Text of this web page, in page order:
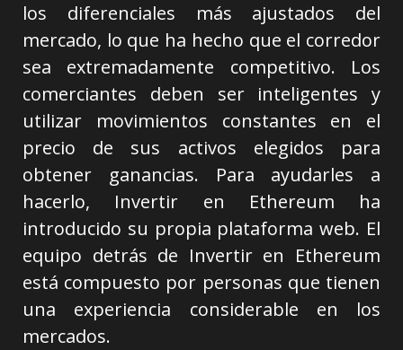
los diferenciales más ajustados del
mercado, lo que ha hecho que el corredor
sea extremadamente competitivo. Los
comerciantes deben ser inteligentes y
utilizar movimientos constantes en el
precio de sus activos elegidos para
obtener ganancias. Para ayudarles a
hacerlo, Invertir en Ethereum ha
introducido su propia plataforma web. El
equipo detrás de Invertir en Ethereum
está compuesto por personas que tienen
una experiencia considerable en los
mercados.